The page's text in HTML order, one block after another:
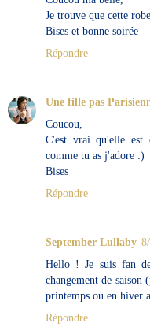
Je trouve que cette
Bises et bonne soirée
Répondre
Une fille pas
Coucou,
C'est vrai qu'elle est
comme tu as j'adore :)
Bises
Répondre
September Lullaby
Hello ! Je suis fan
changement de saison
printemps ou en hiver
Répondre